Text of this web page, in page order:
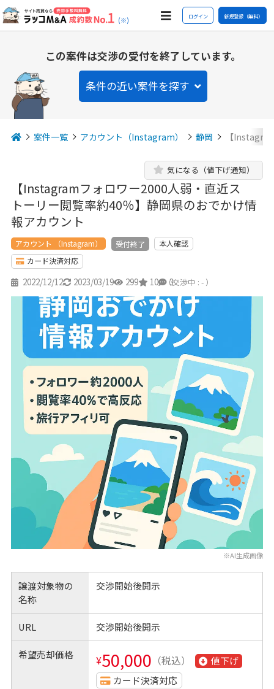
(※) ログイン 新規登録（無料）
この案件は交渉の受付を終了しています。
条件の近い案件を探す
案件一覧 アカウント（Instagram） 静岡 【
【Instagramフォロワー2000人弱・直近ス
トーリー閲覧率約40％】静岡県のおでかけ情
報アカウント
気になる（値下げ通知）
アカウント （Instagram） 受付終了
本人確認
カード決済対応
2022/12/12 2023/03/19 299 10 3
（交渉中 : - ）
※AI生成画像
譲渡対象物の
名称
交渉開始後開示
URL 交渉開始後開示
希望売却価格 ¥50,000 （税込）
値下げ
カード決済対応